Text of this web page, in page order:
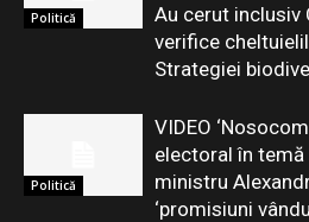
Politică
Au cerut inclusiv
verifice
Strategiei
Politică
VIDEO
electoral în
ministru
‘promisiuni